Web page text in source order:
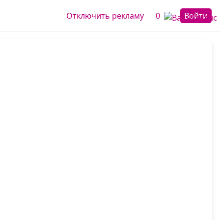
Отключить рекламу 0 Войти